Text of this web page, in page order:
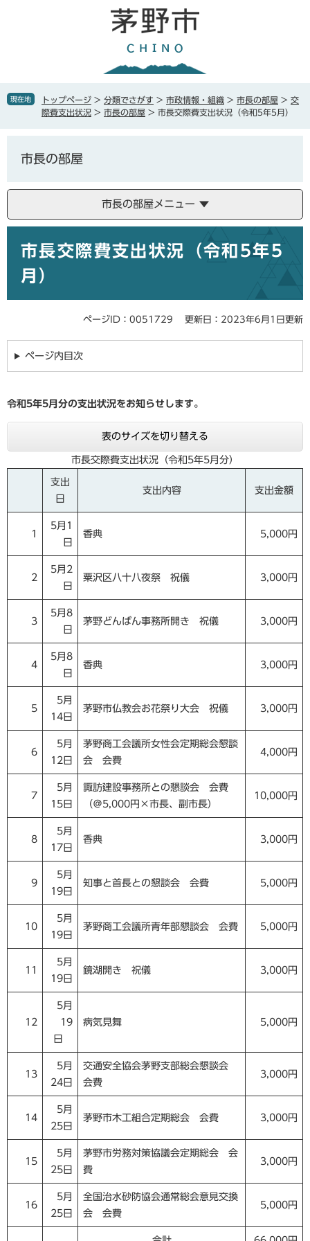
で
ば現在地 トップページ > 分類でさがす > 市政情報・組織 > 市長の部屋 > 交
際費支出状況 > 市長の部屋 > 市長交際費支出状況（令和5年5月）
市長の部屋
市長の部屋メニュー
市長交際費支出状況（令和5年5
月）
ページID：0051729 更新日：2023年6月1日更新
ページ内目次
令和5年5月分の支出状況をお知らせします。
表のサイズを切り替える
市長交際費支出状況（令和5年5月分）
支出
日
支出内容 支出金額
1
5月1
日
香典 5,000円
2
5月2
日
粟沢区八十八夜祭 祝儀 3,000円
3
5月8
日
茅野どんばん事務所開き 祝儀 3,000円
4
5月8
日
香典 3,000円
5
5月
14日
茅野市仏教会お花祭り大会 祝儀 3,000円
6
5月
12日
茅野商工会議所女性会定期総会懇談
会 会費
4,000円
7
5月
15日
諏訪建設事務所との懇談会 会費
（＠5,000円×市長、副市長）
10,000円
8
5月
17日
香典 3,000円
9
5月
19日
知事と首長との懇談会 会費 5,000円
10
5月
19日
茅野商工会議所青年部懇談会 会費 5,000円
11
5月
19日
鏡湖開き 祝儀 3,000円
12
5月
19
日
病気見舞 5,000円
13
5月
24日
交通安全協会茅野支部総会懇談会
会費
3,000円
14
5月
25日
茅野市木工組合定期総会 会費 3,000円
15
5月
25日
茅野市労務対策協議会定期総会 会
費
3,000円
16
5月
25日
全国治水砂防協会通常総会意見交換
会 会費
5,000円